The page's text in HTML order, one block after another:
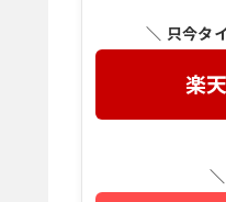
＼ 只今タ
楽